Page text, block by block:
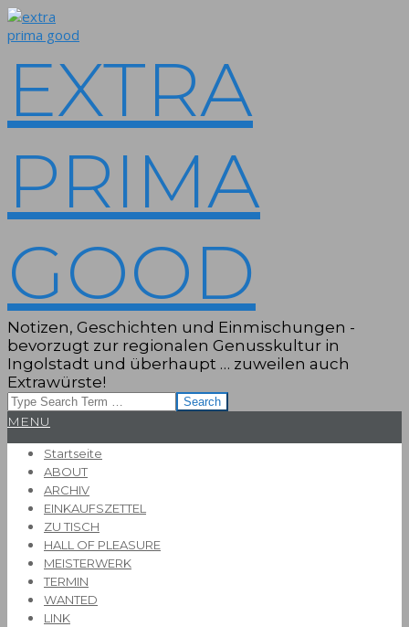
Skip
to
EXTRA
PRIMA
GOOD
Notizen, Geschichten und Einmischungen -
bevorzugt zur regionalen Genusskultur in
Ingolstadt und überhaupt … zuweilen auch
Extrawürste!
Search
Primary
Menu
MENU
Startseite
ABOUT
ARCHIV
EINKAUFSZETTEL
ZU TISCH
HALL OF PLEASURE
MEISTERWERK
TERMIN
WANTED
LINK